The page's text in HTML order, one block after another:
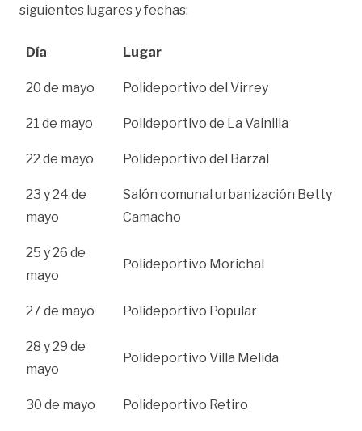
siguientes lugares y fechas:
Día Lugar
20 de mayo Polideportivo del Virrey
21 de mayo Polideportivo de La Vainilla
22 de mayo Polideportivo del Barzal
23 y 24 de
mayo
Salón comunal urbanización Betty
Camacho
25 y 26 de
mayo
Polideportivo Morichal
27 de mayo Polideportivo Popular
28 y 29 de
mayo
Polideportivo Villa Melida
30 de mayo Polideportivo Retiro